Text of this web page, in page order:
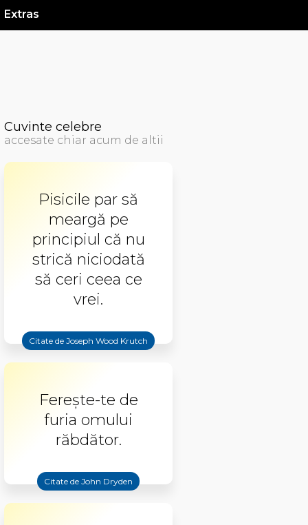
Extras
Cuvinte celebre
accesate chiar acum de altii
Pisicile par să
meargă pe
principiul că nu
strică niciodată
să ceri ceea ce
vrei.
Citate de Joseph Wood Krutch
Ferește-te de
furia omului
răbdător.
Citate de John Dryden